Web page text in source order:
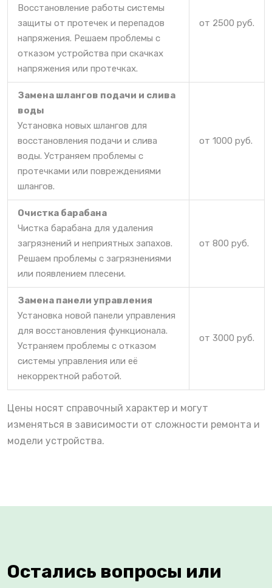
Восстановление работы системы
защиты от протечек и перепадов
напряжения. Решаем проблемы с
отказом устройства при скачках
напряжения или протечках.
от 2500 руб.
Замена шлангов подачи и слива
воды
Установка новых шлангов для
восстановления подачи и слива
воды. Устраняем проблемы с
протечками или повреждениями
шлангов.
от 1000 руб.
Очистка барабана
Чистка барабана для удаления
загрязнений и неприятных запахов.
Решаем проблемы с загрязнениями
или появлением плесени.
от 800 руб.
Замена панели управления
Установка новой панели управления
для восстановления функционала.
Устраняем проблемы с отказом
системы управления или её
некорректной работой.
от 3000 руб.
Цены носят справочный характер и могут
изменяться в зависимости от сложности ремонта и
модели устройства.
Остались вопросы или